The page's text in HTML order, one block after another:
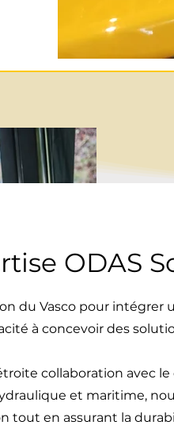
ODAS
du Vasco pour intégrer
à concevoir des
collaboration avec
et maritime,
tout en assurant la